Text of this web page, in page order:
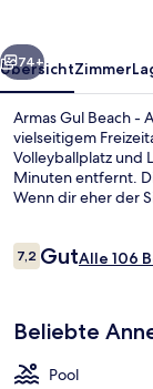
Weiter
74+
ÜbersichtZimmer
Armas Gul Beach -
vielseitigem
Volleyballplatz und
Minuten entfernt.
Wenn dir eher der
und 4 Bars/
Bewertungen
7,27,2 von 10.
GutAlle 106
Beliebte
Pool